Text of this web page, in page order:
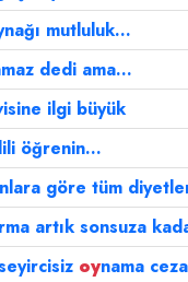
mutluluk...
dedi ama...
ilgi büyük
öğrenin...
göre tüm
artık sonsuza
oynama